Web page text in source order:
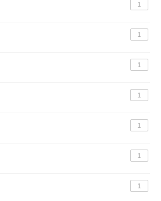
1
1
1
1
1
1
1